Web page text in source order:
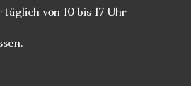
täglich von 10 bis 17 Uhr